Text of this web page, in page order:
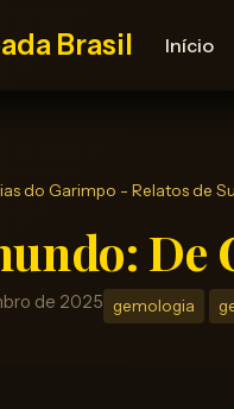
Brasil Início
do Garimpo - Relatos de
De
de 2025 gemologia